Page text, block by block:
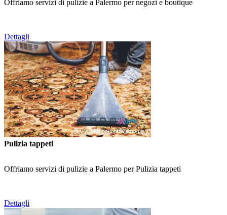
Offriamo servizi di pulizie a Palermo per negozi e boutique
Dettagli
Pulizia tappeti
Offriamo servizi di pulizie a Palermo per Pulizia tappeti
Dettagli